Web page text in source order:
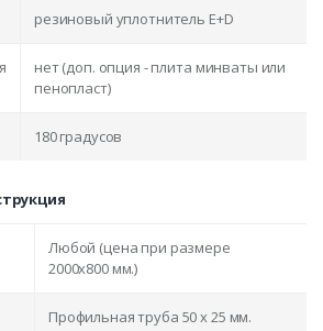
резиновый уплотнитель E+D
нет (доп. опция - плита минваты или
пенопласт)
180 градусов
Любой (цена при размере
2000x800 мм.)
Профильная труба 50 х 25 мм.